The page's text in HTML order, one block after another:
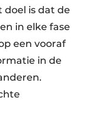
is dat de
in elke fase
een vooraf
in de